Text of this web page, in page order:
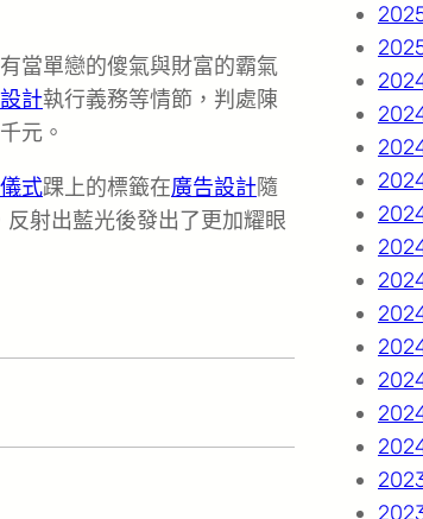
當單戀的傻氣與財富的霸氣
計執行義務等情節，判處陳
元。
式踝上的標籤在廣告設計隨
反射出藍光後發出了更加耀眼